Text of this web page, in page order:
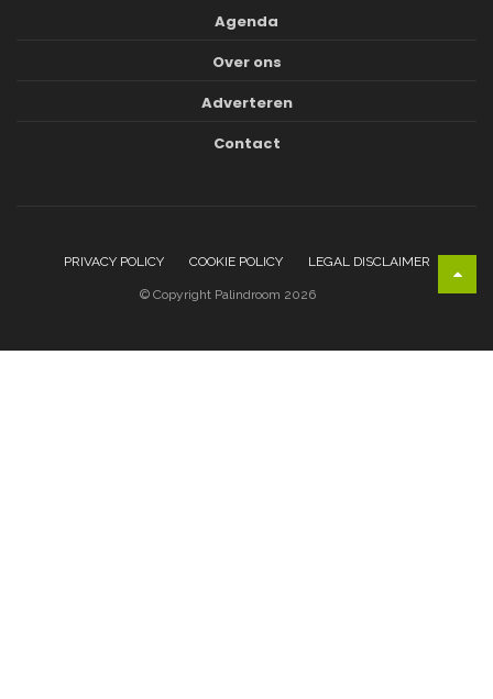
Agenda
Over ons
Adverteren
Contact
PRIVACY POLICY COOKIE POLICY LEGAL DISCLAIMER
© Copyright Palindroom 2026